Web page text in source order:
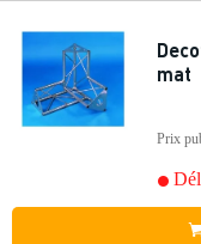
mat
Prix